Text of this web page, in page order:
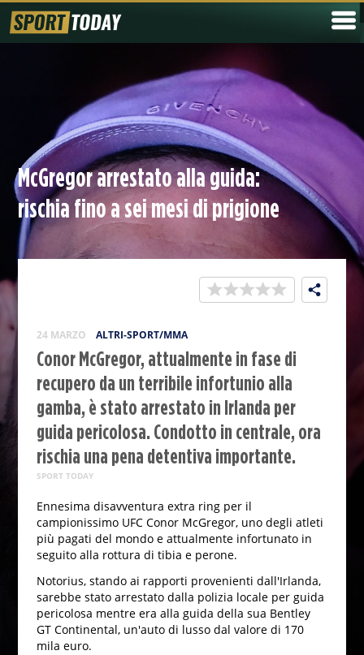
McGregor arrestato alla guida:
rischia fino a sei mesi di prigione
24 MARZO ALTRI-SPORT/MMA
Conor McGregor, attualmente in fase di
recupero da un terribile infortunio alla
gamba, è stato arrestato in Irlanda per
guida pericolosa. Condotto in centrale, ora
rischia una pena detentiva importante.
SPORT TODAY
Ennesima disavventura extra ring per il
campionissimo UFC Conor McGregor, uno degli atleti
più pagati del mondo e attualmente infortunato in
seguito alla rottura di tibia e perone.
Notorius, stando ai rapporti provenienti dall'Irlanda,
sarebbe stato arrestato dalla polizia locale per guida
pericolosa mentre era alla guida della sua Bentley
GT Continental, un'auto di lusso dal valore di 170
mila euro.